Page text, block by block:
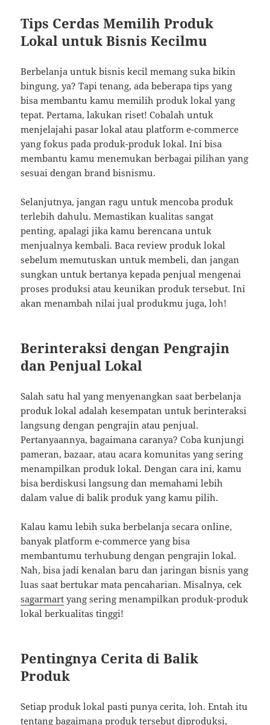
Tips Cerdas Memilih Produk
Lokal untuk Bisnis Kecilmu
Berbelanja untuk bisnis kecil memang suka bikin
bingung, ya? Tapi tenang, ada beberapa tips yang
bisa membantu kamu memilih produk lokal yang
tepat. Pertama, lakukan riset! Cobalah untuk
menjelajahi pasar lokal atau platform e-commerce
yang fokus pada produk-produk lokal. Ini bisa
membantu kamu menemukan berbagai pilihan yang
sesuai dengan brand bisnismu.
Selanjutnya, jangan ragu untuk mencoba produk
terlebih dahulu. Memastikan kualitas sangat
penting, apalagi jika kamu berencana untuk
menjualnya kembali. Baca review produk lokal
sebelum memutuskan untuk membeli, dan jangan
sungkan untuk bertanya kepada penjual mengenai
proses produksi atau keunikan produk tersebut. Ini
akan menambah nilai jual produkmu juga, loh!
Berinteraksi dengan Pengrajin
dan Penjual Lokal
Salah satu hal yang menyenangkan saat berbelanja
produk lokal adalah kesempatan untuk berinteraksi
langsung dengan pengrajin atau penjual.
Pertanyaannya, bagaimana caranya? Coba kunjungi
pameran, bazaar, atau acara komunitas yang sering
menampilkan produk lokal. Dengan cara ini, kamu
bisa berdiskusi langsung dan memahami lebih
dalam value di balik produk yang kamu pilih.
Kalau kamu lebih suka berbelanja secara online,
banyak platform e-commerce yang bisa
membantumu terhubung dengan pengrajin lokal.
Nah, bisa jadi kenalan baru dan jaringan bisnis yang
luas saat bertukar mata pencaharian. Misalnya, cek
sagarmart yang sering menampilkan produk-produk
lokal berkualitas tinggi!
Pentingnya Cerita di Balik
Produk
Setiap produk lokal pasti punya cerita, loh. Entah itu
tentang bagaimana produk tersebut diproduksi,